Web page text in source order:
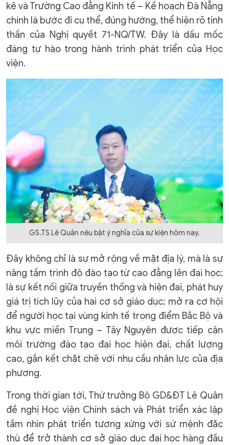
kê và Trường Cao đẳng Kinh tế – Kế hoạch Đà Nẵng
chính là bước đi cụ thể, đúng hướng, thể hiện rõ tinh
thần của Nghị quyết 71-NQ/TW. Đây là dấu mốc
đáng tự hào trong hành trình phát triển của Học
viện.
GS.TS Lê Quân nêu bật ý nghĩa của sự kiện hôm nay.
Đây không chỉ là sự mở rộng về mặt địa lý, mà là sự
nâng tầm trình độ đào tạo từ cao đẳng lên đại học;
là sự kết nối giữa truyền thống và hiện đại, phát huy
giá trị tích lũy của hai cơ sở giáo dục; mở ra cơ hội
để người học tại vùng kinh tế trọng điểm Bắc Bộ và
khu vực miền Trung – Tây Nguyên được tiếp cận
môi trường đào tạo đại học hiện đại, chất lượng
cao, gắn kết chặt chẽ với nhu cầu nhân lực của địa
phương.
Trong thời gian tới, Thứ trưởng Bộ GD&ĐT Lê Quân
đề nghị Học viện Chính sách và Phát triển xác lập
tầm nhìn phát triển tương xứng với sứ mệnh đặc
thù để trở thành cơ sở giáo dục đại học hàng đầu